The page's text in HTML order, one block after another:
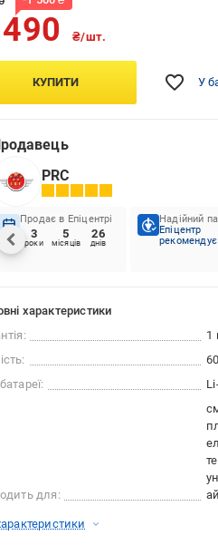
₴/шт.
КУПИТИ У
PRC
Продає в Епіцентрі
3
роки
5
місяців
26
днів
Надійний
Епіцентр
рекомендує
характеристики
1
для: